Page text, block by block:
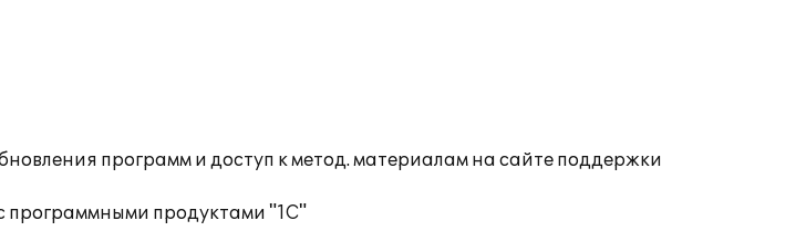
программ и доступ к метод. материалам на сайте поддержки
программными продуктами "1С"